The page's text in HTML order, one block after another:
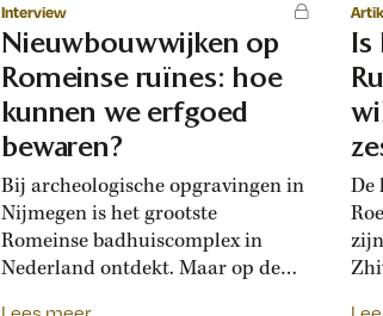
Interview
Nieuwbouwwijken op
Romeinse ruïnes: hoe
kunnen we erfgoed
bewaren?
Bij archeologische opgravingen in
Nijmegen is het grootste
Romeinse badhuiscomplex in
Nederland ontdekt. Maar op de
Is
De